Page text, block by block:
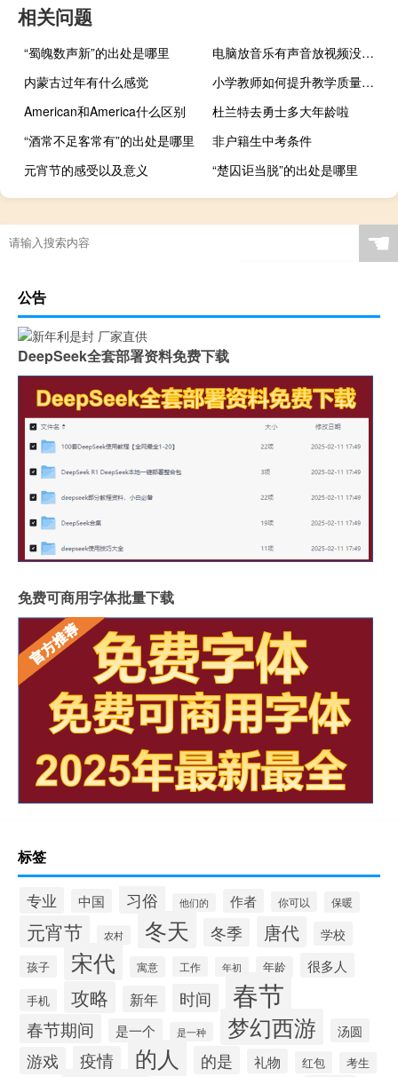
相关问题
“蜀魄数声新”的出处是哪里
电脑放音乐有声音放视频没有声音（电脑播放视频没有声音怎么办）
内蒙古过年有什么感觉
小学教师如何提升教学质量（小学教师提高教学质量的措施与方法）
American和America什么区别
杜兰特去勇士多大年龄啦
“酒常不足客常有”的出处是哪里
非户籍生中考条件
元宵节的感受以及意义
“楚囚讵当脱”的出处是哪里
☚
公告
DeepSeek全套部署资料免费下载
免费可商用字体批量下载
标签
专业 中国 习俗 他们的 作者 你可以 保暖
元宵节 农村 冬天 冬季 唐代 学校
孩子 宋代 寓意 工作 年初 年龄 很多人
手机 攻略 新年 时间 春节
春节期间 是一个 是一种 梦幻西游 汤圆
游戏 疫情 的人 的是 礼物 红包
考生